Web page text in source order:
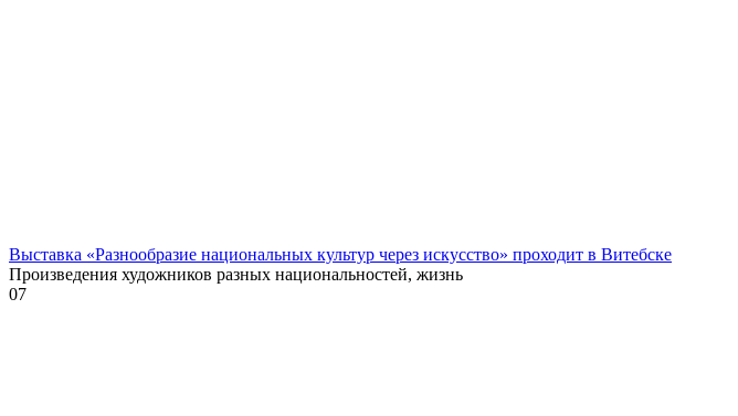
Выставка «Разнообразие национальных культур через искусство» проходит в Витебске
Произведения художников разных национальностей, жизнь
07